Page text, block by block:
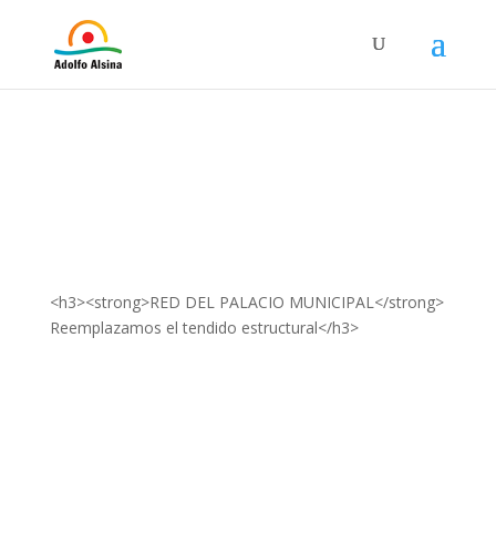
<h3><strong>RED DEL PALACIO MUNICIPAL</strong>
Reemplazamos el tendido estructural</h3>